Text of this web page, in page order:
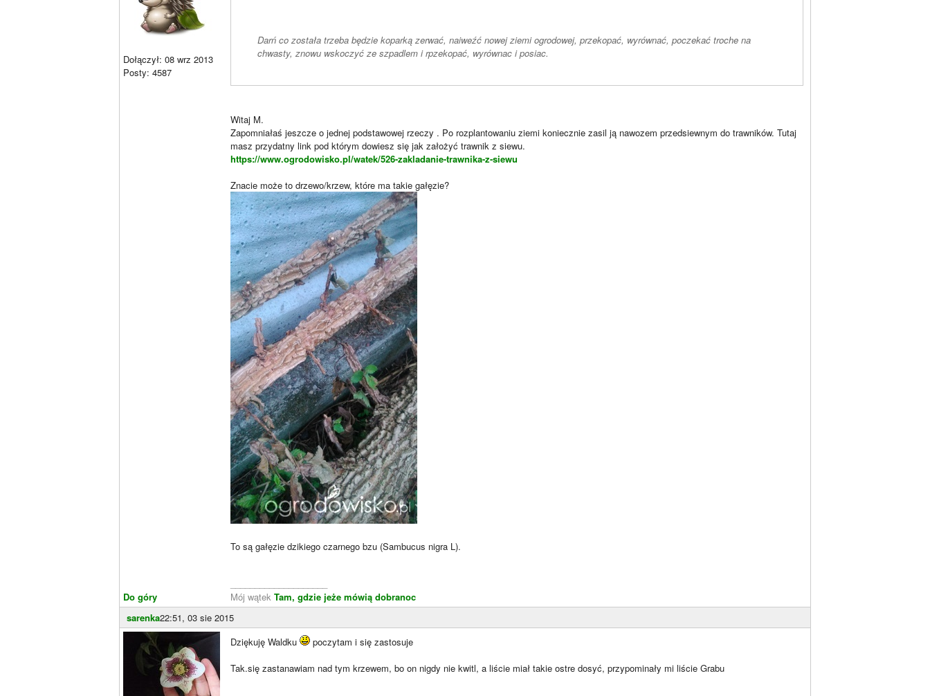
Dołączył: 08 wrz 2013
Posty: 4587
Do góry
Darń co została trzeba będzie koparką zerwać, naiweźć nowej ziemi ogrodowej, przekopać, wyrównać, poczekać troche na
chwasty, znowu wskoczyć ze szpadlem i rpzekopać, wyrównac i posiac.
Witaj M.
Zapomniałaś jeszcze o jednej podstawowej rzeczy . Po rozplantowaniu ziemi koniecznie zasil ją nawozem przedsiewnym do trawników. Tutaj
masz przydatny link pod którym dowiesz się jak założyć trawnik z siewu.
https://www.ogrodowisko.pl/watek/526-zakladanie-trawnika-z-siewu
Znacie może to drzewo/krzew, które ma takie gałęzie?
To są gałęzie dzikiego czarnego bzu (Sambucus nigra L).
Mój wątek Tam, gdzie jeże mówią dobranoc
sarenka22:51, 03 sie 2015
Dziękuję Waldku
poczytam i się zastosuje
Tak.się zastanawiam nad tym krzewem, bo on nigdy nie kwitl, a liście miał takie ostre dosyć, przypominały mi liście Grabu